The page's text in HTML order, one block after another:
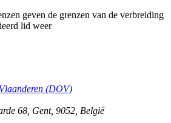
geven de grenzen van de verbreiding
lid weer
(DOV)
68 Gent, 9052 België